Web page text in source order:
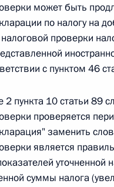
закон от
в статью 9.21
закон от
Соглашения между
о сотрудничестве
может быть
по налогу на
проверки
с пунктом 46
2 пункта 10 статьи 89
проверяется
заменить
является
суммы налога